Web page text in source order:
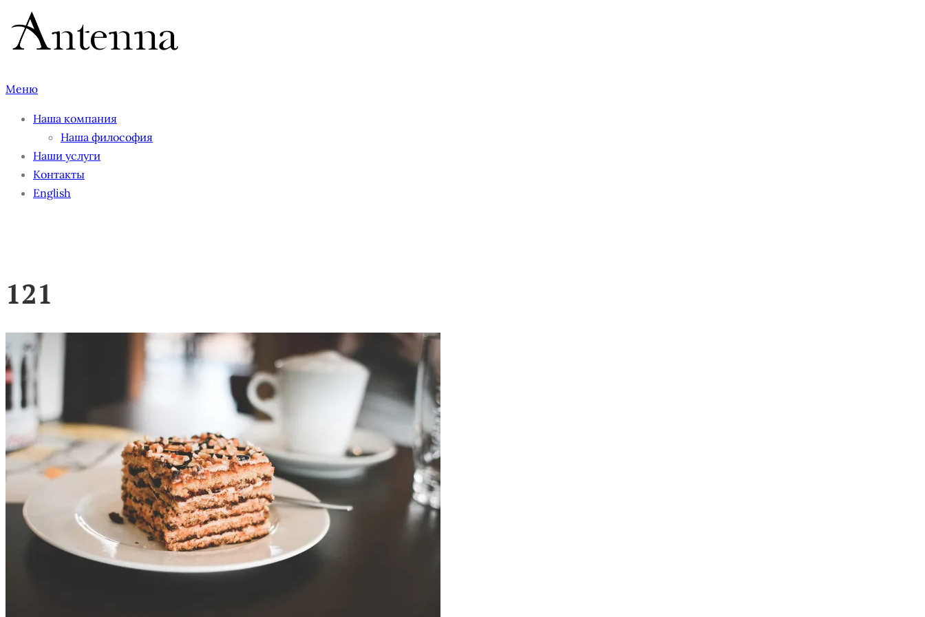
Перейти
содержимому
Меню
Наша компания
Наша философия
Наши услуги
Контакты
English
121